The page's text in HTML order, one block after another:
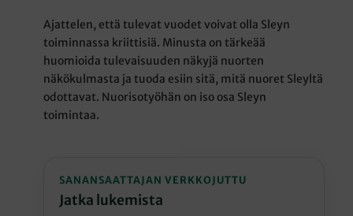
Ajattelen, että tulevat vuodet voivat olla Sleyn
toiminnassa kriittisiä. Minusta on tärkeää
huomioida tulevaisuuden näkyjä nuorten
näkökulmasta ja tuoda esiin sitä, mitä nuoret Sleyltä
odottavat. Nuorisotyöhän on iso osa Sleyn
toimintaa.
SANANSAATTAJAN VERKKOJUTTU
Jatka lukemista